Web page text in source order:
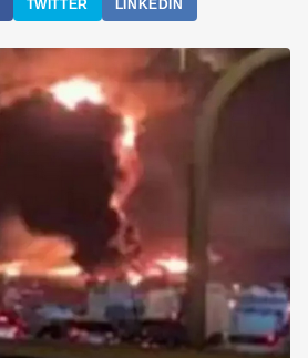
TWITTER LINKEDIN